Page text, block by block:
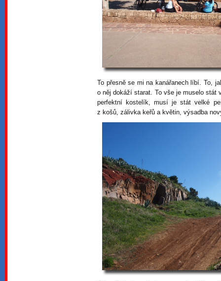
To přesně se mi na kanářanech líbí. To,
o něj dokáží starat. To vše je muselo stát
perfektní kostelík, musí je stát velké
z košů, zálivka keřů a květin, výsadba